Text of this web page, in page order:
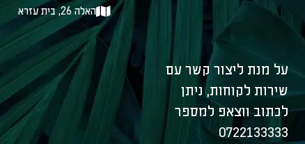
על מנת ליצור קשר עם
שירות לקוחות, ניתן
לכתוב ווצאפ למספר
0722133333
האלה 26, בית עזרא